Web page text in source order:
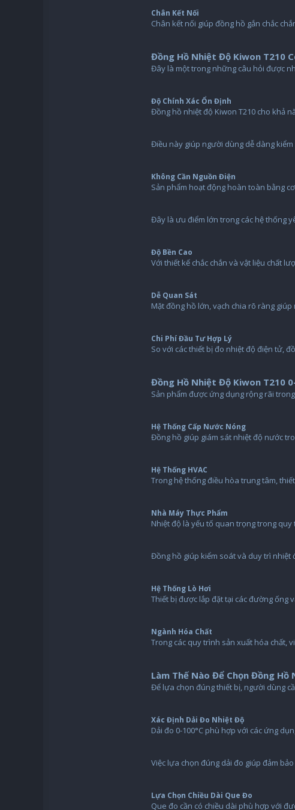
Chân Kết Nối
Chân kết nối giúp đồng hồ gắn chắc
Đồng Hồ Nhiệt Độ Kiwon T210
Đây là một trong những câu hỏi được
Độ Chính Xác Ổn Định
Đồng hồ nhiệt độ Kiwon T210 cho khả
Điều này giúp người dùng dễ dàng
Không Cần Nguồn Điện
Sản phẩm hoạt động hoàn toàn bằng
Đây là ưu điểm lớn trong các hệ thống
Độ Bền Cao
Với thiết kế chắc chắn và vật liệu chất
Dễ Quan Sát
Mặt đồng hồ lớn, vạch chia rõ ràng
Chi Phí Đầu Tư Hợp Lý
So với các thiết bị đo nhiệt độ điện tử,
Đồng Hồ Nhiệt Độ Kiwon T210
Sản phẩm được ứng dụng rộng rãi
Hệ Thống Cấp Nước Nóng
Đồng hồ giúp giám sát nhiệt độ nước
Hệ Thống HVAC
Trong hệ thống điều hòa trung tâm,
Nhà Máy Thực Phẩm
Nhiệt độ là yếu tố quan trọng trong quy
Đồng hồ giúp kiểm soát và duy trì
Hệ Thống Lò Hơi
Thiết bị được lắp đặt tại các đường ống
Ngành Hóa Chất
Trong các quy trình sản xuất hóa chất,
Làm Thế Nào Để Chọn Đồng
Để lựa chọn đúng thiết bị, người dùng
Xác Định Dải Đo Nhiệt Độ
Dải đo 0-100°C phù hợp với các ứng
Việc lựa chọn đúng dải đo giúp đảm
Lựa Chọn Chiều Dài Que Đo
Que đo cần có chiều dài phù hợp với